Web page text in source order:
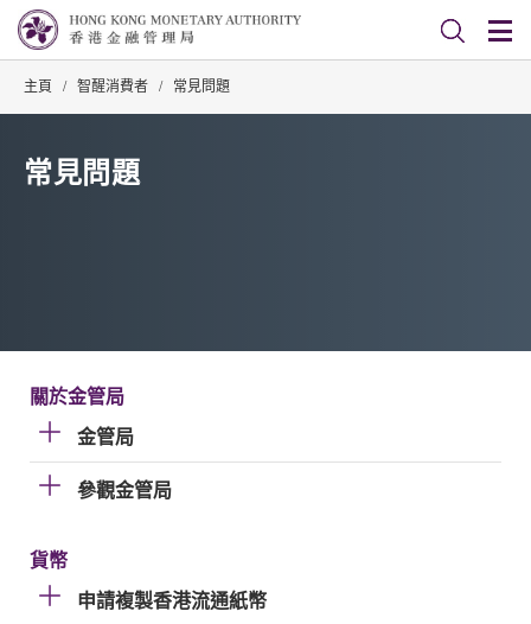
主頁 / 智醒消費者 / 常見問題
常見問題
關於金管局
金管局
參觀金管局
貨幣
申請複製香港流通紙幣